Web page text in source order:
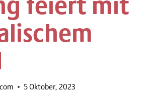
5 Oktober, 2023